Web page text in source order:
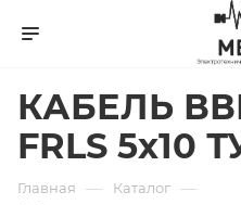
КАБЕЛЬ
FRLS 5х10
Главная — Каталог —